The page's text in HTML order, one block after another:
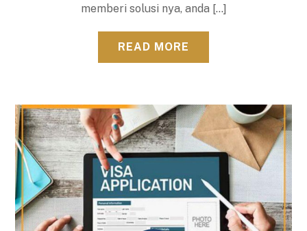
memberi solusi nya, anda […]
READ MORE